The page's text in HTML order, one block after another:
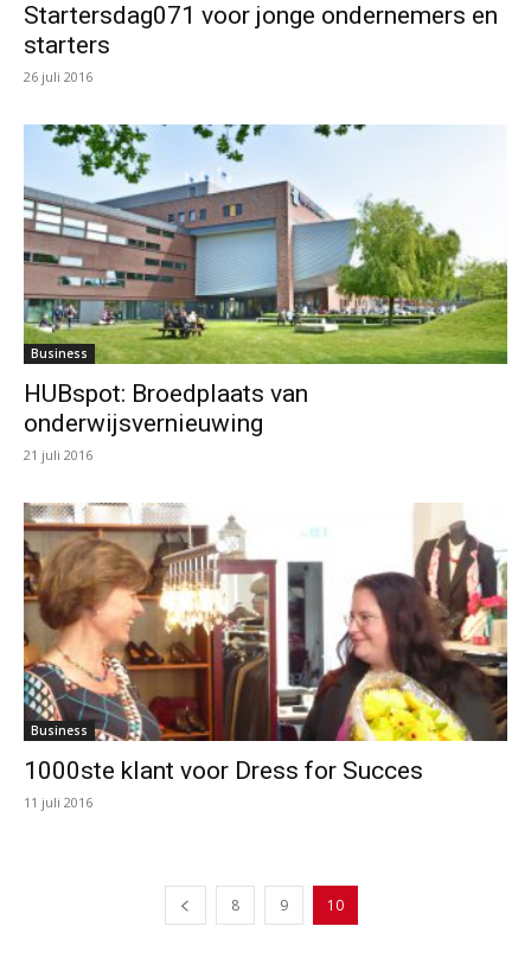
Startersdag071 voor jonge ondernemers en
starters
26 juli 2016
Business
HUBspot: Broedplaats van
onderwijsvernieuwing
21 juli 2016
Business
1000ste klant voor Dress for Succes
11 juli 2016
8 9 10